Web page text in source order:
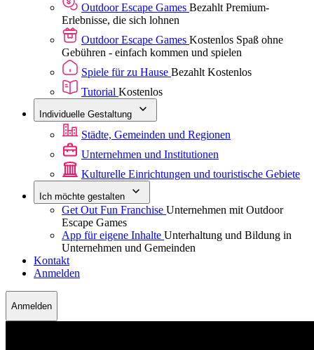
Outdoor Escape Games Bezahlt Premium-
Erlebnisse, die sich lohnen
Outdoor Escape Games Kostenlos Spaß ohne
Gebühren - einfach kommen und spielen
Spiele für zu Hause Bezahlt Kostenlos
Tutorial Kostenlos
Individuelle Gestaltung
Städte, Gemeinden und Regionen
Unternehmen und Institutionen
Kulturelle Einrichtungen und touristische Gebiete
Ich möchte gestalten
Get Out Fun Franchise Unternehmen mit Outdoor
Escape Games
App für eigene Inhalte Unterhaltung und Bildung in
Unternehmen und Gemeinden
Kontakt
Anmelden
Anmelden